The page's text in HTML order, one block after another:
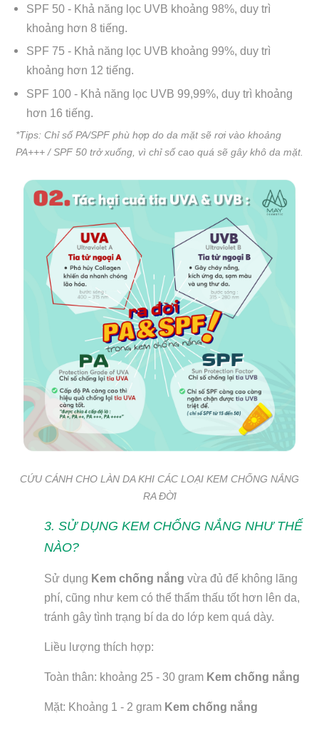
SPF 50 - Khả năng lọc UVB khoảng 98%, duy trì
khoảng hơn 8 tiếng.
SPF 75 - Khả năng lọc UVB khoảng 99%, duy trì
khoảng hơn 12 tiếng.
SPF 100 - Khả năng lọc UVB 99,99%, duy trì khoảng
hơn 16 tiếng.
*Tips: Chỉ số PA/SPF phù hợp do da mặt sẽ rơi vào khoảng
PA+++ / SPF 50 trở xuống, vì chỉ số cao quá sẽ gây khô da mặt.
CỨU CÁNH CHO LÀN DA KHI CÁC LOẠI KEM CHỐNG NẮNG
RA ĐỜI
3. SỬ DỤNG KEM CHỐNG NẮNG NHƯ THẾ
NÀO?
Sử dụng Kem chống nắng vừa đủ để không lãng
phí, cũng như kem có thể thẩm thấu tốt hơn lên da,
tránh gây tình trạng bí da do lớp kem quá dày.
Liều lượng thích hợp:
Toàn thân: khoảng 25 - 30 gram Kem chống nắng
Mặt: Khoảng 1 - 2 gram Kem chống nắng